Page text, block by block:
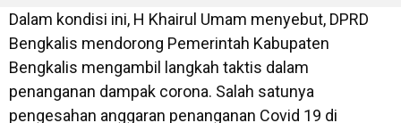
Dalam kondisi ini, H Khairul Umam menyebut, DPRD
Bengkalis mendorong Pemerintah Kabupaten
Bengkalis mengambil langkah taktis dalam
penanganan dampak corona. Salah satunya
pengesahan anggaran penanganan Covid 19 di